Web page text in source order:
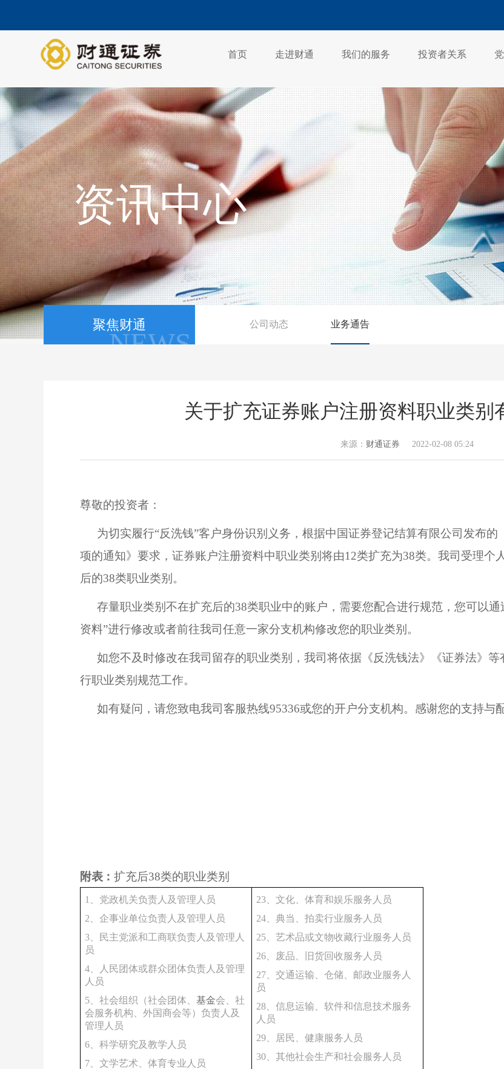
首页 走进财通 我们的服务 投资者关系
资讯中心
聚焦财通
NEWS
公司动态 业务通告
关于扩充证券账户注册资料职业类别
来源： 财通证券 2022-02-08 05:24
尊敬的投资者：
为切实履行“反洗钱”客户身份识别义务，根据中国证券登记结算有限公司发布的
项的通知》要求，证券账户注册资料中职业类别将由12类扩充为38类。我司受理个
后的38类职业类别。
存量职业类别不在扩充后的38类职业中的账户，需要您配合进行规范，您可以通
资料”进行修改或者前往我司任意一家分支机构修改您的职业类别。
如您不及时修改在我司留存的职业类别，我司将依据《反洗钱法》《证券法》
行职业类别规范工作。
如有疑问，请您致电我司客服热线95336或您的开户分支机构。感谢您的支持与
附表： 扩充后38类的职业类别
1、党政机关负责人及管理人员
2、企事业单位负责人及管理人员
3、民主党派和工商联负责人及管理人
员
4、人民团体或群众团体负责人及管理
人员
5、社会组织（社会团体、基金会、社
会服务机构、外国商会等）负责人及
管理人员
6、科学研究及教学人员
7、文学艺术、体育专业人员
23、文化、体育和娱乐服务人员
24、典当、拍卖行业服务人员
25、艺术品或文物收藏行业服务人员
26、废品、旧货回收服务人员
27、交通运输、仓储、邮政业服务人
员
28、信息运输、软件和信息技术服务
人员
29、居民、健康服务人员
30、其他社会生产和社会服务人员